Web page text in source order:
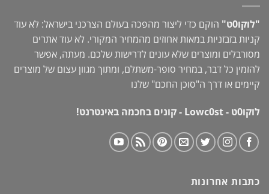
"לוקו0ט"
הוקם כדי ליצור מהפכה בעולם הצרכני בישראל: לא עוד
קניות בזבזניות במאות אחוזים מהמחיר המקורי. לא עוד אתרים
מסורבלים ומוצרים שלא עונים לדרישות שלכם. מעתה, אפשר
להזמין כל דבר, במחיר סופר-משתלם, ומתוך מגוון עצום של מוצרים
קיימים או דרך ה"סוכן החכם" שלנו
לוקו0ט - Lowc0st - קונים בחכמה באינטרנט!
כתבות אחרונות